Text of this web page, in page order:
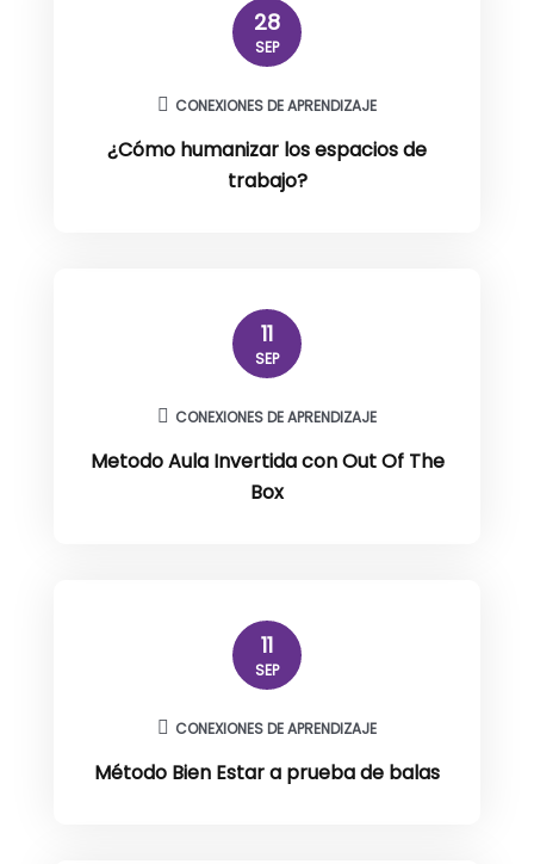
28
SEP
CONEXIONES DE APRENDIZAJE
¿Cómo humanizar los espacios de
trabajo?
11
SEP
CONEXIONES DE APRENDIZAJE
Metodo Aula Invertida con Out Of The
Box
11
SEP
CONEXIONES DE APRENDIZAJE
Método Bien Estar a prueba de balas